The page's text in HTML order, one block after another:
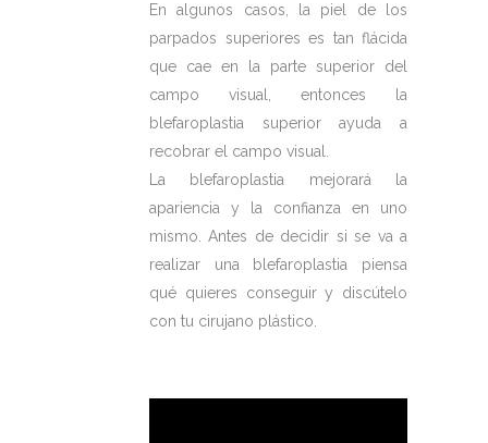
En algunos casos, la piel de los
parpados superiores es tan flácida
que cae en la parte superior del
campo visual, entonces la
blefaroplastia superior ayuda a
recobrar el campo visual.
La blefaroplastia mejorará la
apariencia y la confianza en uno
mismo. Antes de decidir si se va a
realizar una blefaroplastia piensa
qué quieres conseguir y discútelo
con tu cirujano plástico.